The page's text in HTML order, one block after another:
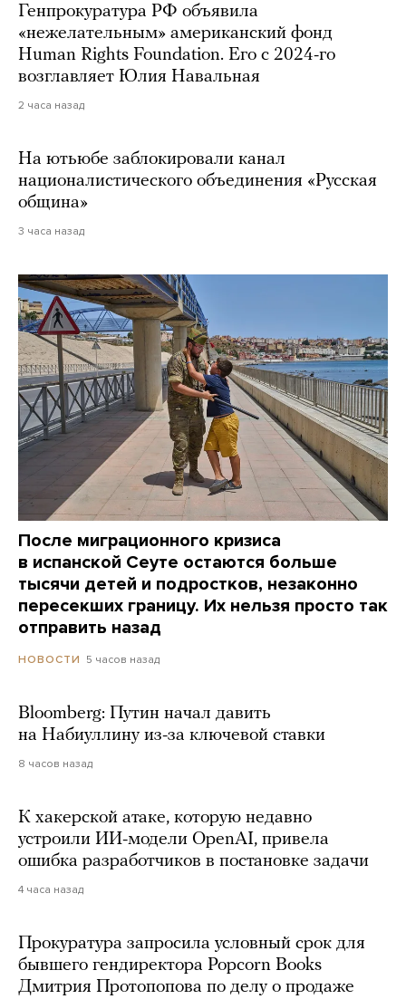
Генпрокуратура РФ объявила
«нежелательным» американский фонд
Human Rights Foundation. Его с 2024-го
возглавляет Юлия Навальная
2 часа назад
На ютьюбе заблокировали канал
националистического объединения «Русская
община»
3 часа назад
После миграционного кризиса
в испанской Сеуте остаются больше
тысячи детей и подростков, незаконно
пересекших границу. Их нельзя просто так
отправить назад
НОВОСТИ 5 часов назад
Bloomberg: Путин начал давить
на Набиуллину из-за ключевой ставки
8 часов назад
К хакерской атаке, которую недавно
устроили ИИ-модели OpenAI, привела
ошибка разработчиков в постановке задачи
4 часа назад
Прокуратура запросила условный срок для
бывшего гендиректора Popcorn Books
Дмитрия Протопопова по делу о продаже